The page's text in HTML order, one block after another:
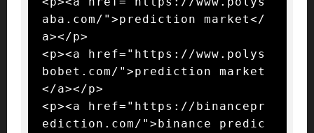
aba.com/">prediction market</
a></p>
<p><a href="https://www.polys
bobet.com/">prediction market
</a></p>
<p><a href="https://binancepr
ediction.com/">binance predic